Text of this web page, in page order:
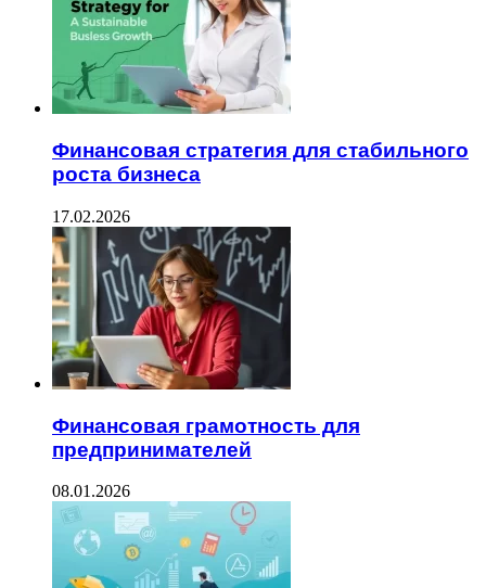
Финансовая стратегия для стабильного
роста бизнеса
17.02.2026
Финансовая грамотность для
предпринимателей
08.01.2026